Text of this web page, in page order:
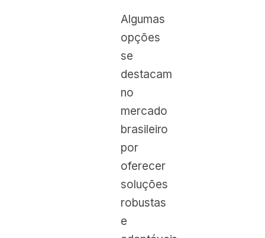
Algumas
opções
se
destacam
no
mercado
brasileiro
por
oferecer
soluções
robustas
e